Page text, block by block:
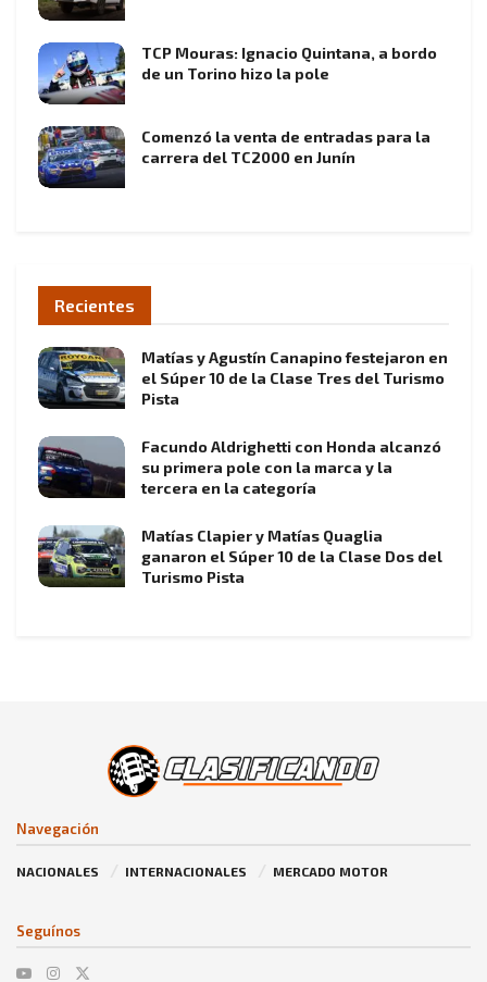
TCP Mouras: Ignacio Quintana, a bordo
de un Torino hizo la pole
Comenzó la venta de entradas para la
carrera del TC2000 en Junín
Recientes
Matías y Agustín Canapino festejaron en
el Súper 10 de la Clase Tres del Turismo
Pista
Facundo Aldrighetti con Honda alcanzó
su primera pole con la marca y la
tercera en la categoría
Matías Clapier y Matías Quaglia
ganaron el Súper 10 de la Clase Dos del
Turismo Pista
Navegación
NACIONALES INTERNACIONALES MERCADO MOTOR
Seguínos